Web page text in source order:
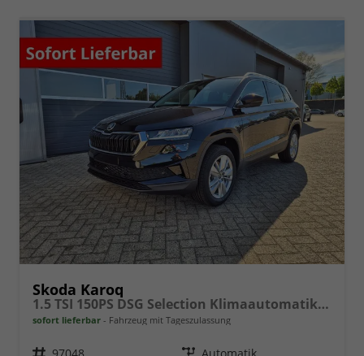
Skoda Karoq
1.5 TSI 150PS DSG Selection Klimaautomatik Sitzheizung Lenkradheizung ACC PDC v+h Rückf.Kamera abg.Scheiben Apple CarPlay Android Auto 17"LM
sofort lieferbar Fahrzeug mit Tageszulassung